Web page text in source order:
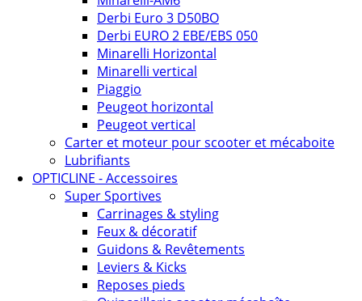
Derbi Euro 3 D50BO
Derbi EURO 2 EBE/EBS 050
Minarelli Horizontal
Minarelli vertical
Piaggio
Peugeot horizontal
Peugeot vertical
Carter et moteur pour scooter et mécaboite
Lubrifiants
OPTICLINE - Accessoires
Super Sportives
Carrinages & styling
Feux & décoratif
Guidons & Revêtements
Leviers & Kicks
Reposes pieds